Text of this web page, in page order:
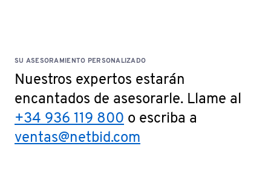
SU ASESORAMIENTO PERSONALIZADO
Nuestros expertos estarán
encantados de asesorarle. Llame al
+34 936 119 800 o escriba a
ventas@netbid.com